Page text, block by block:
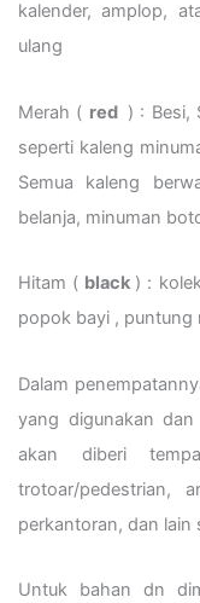
kalender, amplop,
ulang
Merah ( red ) : Besi,
seperti kaleng
Semua kaleng
belanja, minuman
Hitam ( black ) :
popok bayi , puntung
Dalam
yang digunakan
akan diberi
trotoar/pedestrian,
perkantoran, dan lain
Untuk bahan dn